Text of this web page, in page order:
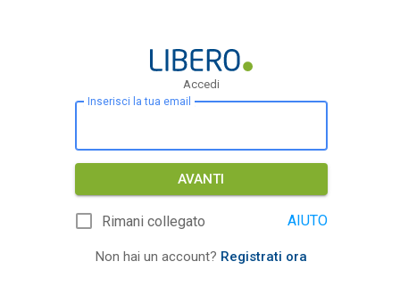
Accedi
Inserisci la tua email
AVANTI
Rimani collegato AIUTO
Non hai un account? Registrati ora